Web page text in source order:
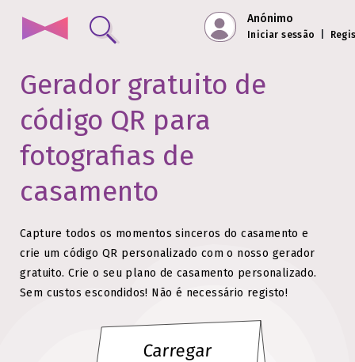
Anónimo
Iniciar sessão
Gerador gratuito de
código QR para
fotografias de
casamento
Capture todos os momentos sinceros do casamento e
crie um código QR personalizado com o nosso gerador
gratuito. Crie o seu plano de casamento personalizado.
Sem custos escondidos! Não é necessário registo!
Carregar